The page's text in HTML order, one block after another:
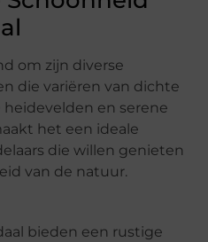
om zijn diverse
die variëren van dichte
en serene
het een ideale
die willen genieten
van de natuur.
bieden een rustige